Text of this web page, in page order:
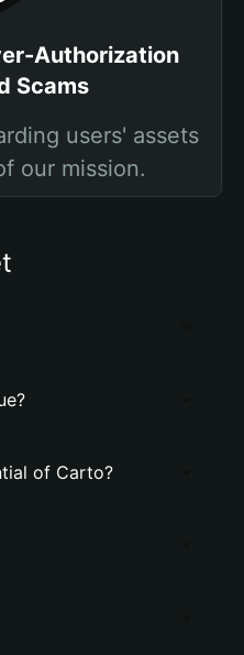
Authorization
Scams
users' assets
our mission.
of Carto?